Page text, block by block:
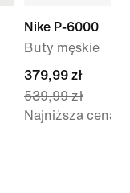
Nike P-6000
Buty męskie
current
price
379,99 zł,
379,99 zł
539,99 zł
Najniższa cena